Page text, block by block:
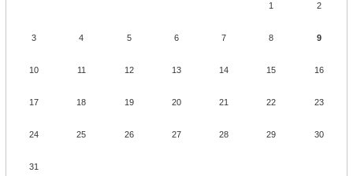
1 2
3 4 5 6 7 8 9
10 11 12 13 14 15 16
17 18 19 20 21 22 23
24 25 26 27 28 29 30
31